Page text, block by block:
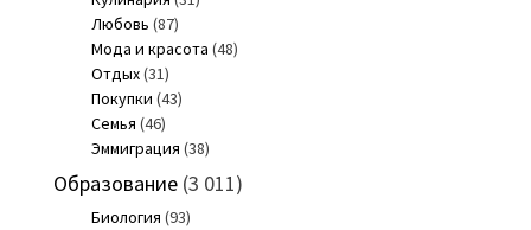
Любовь (87)
Мода и красота (48)
Отдых(31)
Покупки (43)
Семья (46)
Эммиграция (38)
Образование(3 011)
Биология (93)